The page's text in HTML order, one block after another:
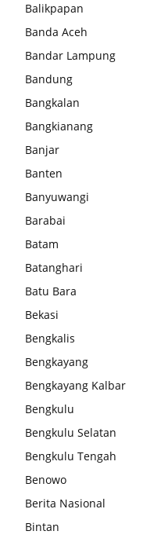
Balikpapan
Banda Aceh
Bandar Lampung
Bandung
Bangkalan
Bangkianang
Banjar
Banten
Banyuwangi
Barabai
Batam
Batanghari
Batu Bara
Bekasi
Bengkalis
Bengkayang
Bengkayang Kalbar
Bengkulu
Bengkulu Selatan
Bengkulu Tengah
Benowo
Berita Nasional
Bintan